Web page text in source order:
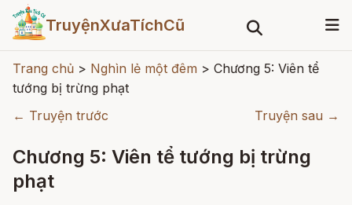
TruyệnXưaTíchCũ
Trang chủ > Nghìn lẻ một đêm > Chương 5: Viên tể
tướng bị trừng phạt
← Truyện trước
Truyện sau →
Chương 5: Viên tể tướng bị trừng
phạt